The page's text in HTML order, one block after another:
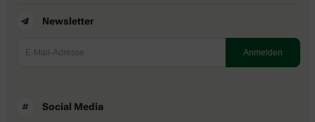
Newsletter
Social Media